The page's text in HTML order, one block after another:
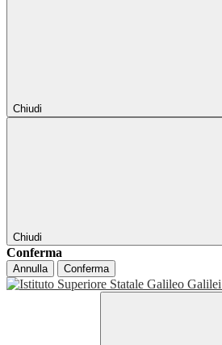
Chiudi
Chiudi
Conferma
Annulla Conferma